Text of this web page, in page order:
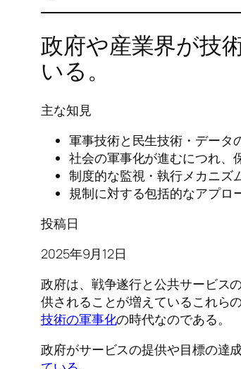
政府や産業界が技
いる。
主な知見
軍事技術と民生技術・データ
社会の軍事化が進むにつれ、
制度的な監視・執行メカニズ
規制に対する包括的なアプロ
投稿日
2025年9月12日
政府は、戦争遂行と公共サービス
供されることが増えているこれら
技術の軍事化の時代なのである。
政府がサービスの提供や目標の達